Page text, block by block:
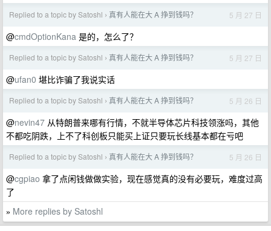
Replied to a topic by Satoshl › 真有人能在大 A 挣到钱吗？ 5 月 27 日
@cmdOptionKana 是的，怎么了？
Replied to a topic by Satoshl › 真有人能在大 A 挣到钱吗？ 5 月 27 日
@ufan0 堪比诈骗了我说实话
Replied to a topic by Satoshl › 真有人能在大 A 挣到钱吗？ 5 月 26 日
@nevin47 从特朗普来哪有行情，不就半导体芯片科技领涨吗，其他
不都吃阴跌，上不了科创板只能买上证只要玩长线基本都在亏吧
Replied to a topic by Satoshl › 真有人能在大 A 挣到钱吗？ 5 月 26 日
@cgpiao 拿了点闲钱做做实验，现在感觉真的没有必要玩，难度过高
了
» More replies by Satoshl